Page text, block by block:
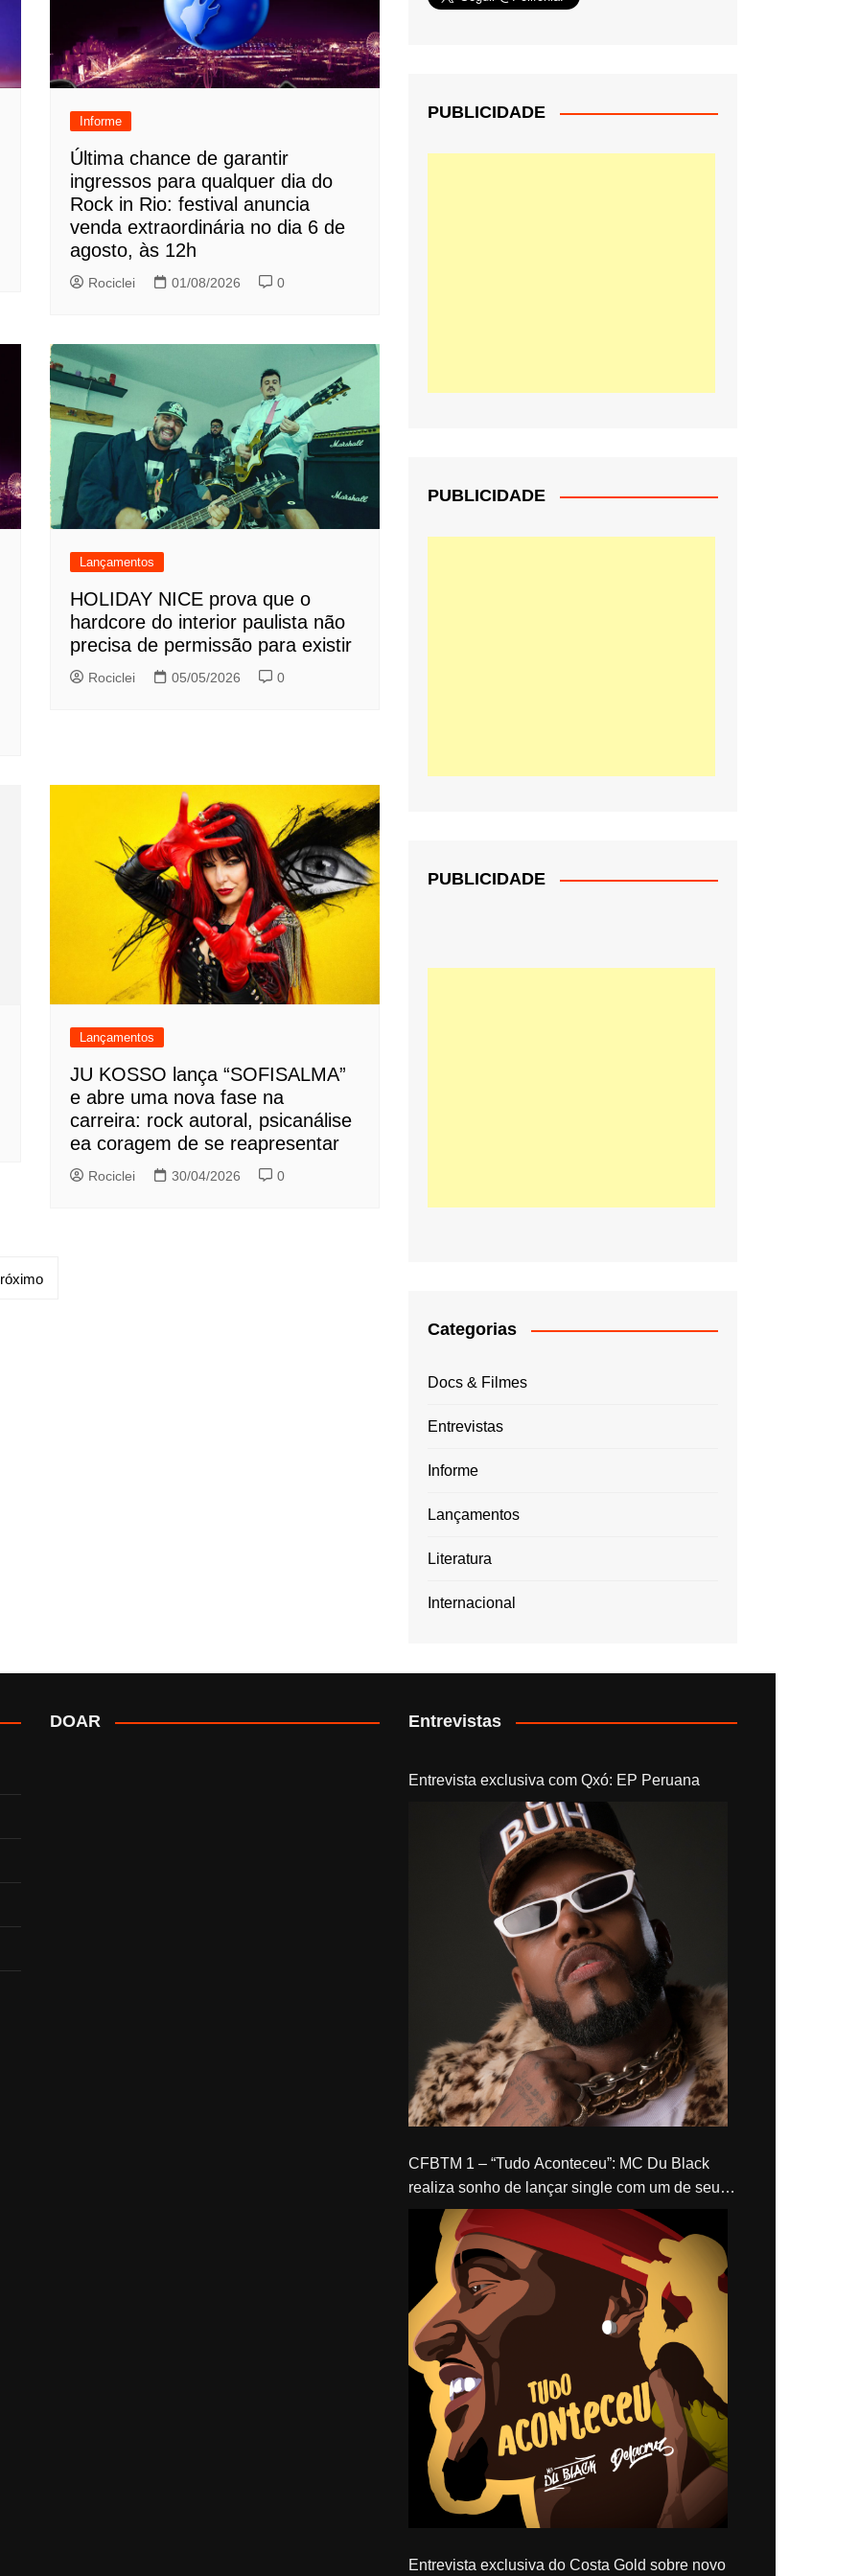
Informe
Última chance de garantir
ingressos para qualquer dia do
Rock in Rio: festival anuncia
venda extraordinária no dia 6 de
agosto, às 12h
Rociclei 01/08/2026 0
Lançamentos
HOLIDAY NICE prova que o
hardcore do interior paulista não
precisa de permissão para existir
Rociclei 05/05/2026 0
Lançamentos
JU KOSSO lança “SOFISALMA”
e abre uma nova fase na
carreira: rock autoral, psicanálise
ea coragem de se reapresentar
Rociclei 30/04/2026 0
PUBLICIDADE
PUBLICIDADE
PUBLICIDADE
Categorias
Docs & Filmes
Entrevistas
Informe
Lançamentos
Literatura
Internacional
DOAR Entrevistas
Entrevista exclusiva com Qxó: EP Peruana
CFBTM 1 – “Tudo Aconteceu”: MC Du Black
realiza sonho de lançar single com um de seus
ídolos, Delacruz
Entrevista exclusiva do Costa Gold sobre novo